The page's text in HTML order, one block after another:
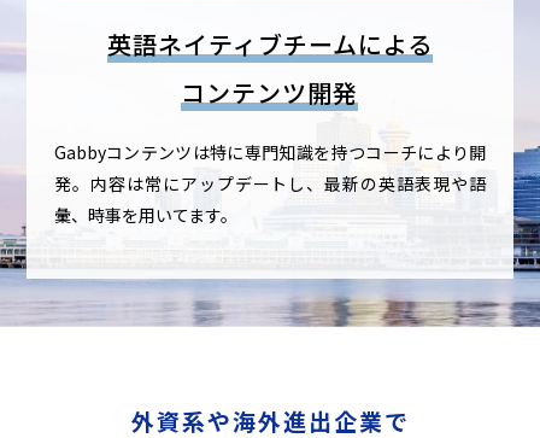
英語ネイティブチームによる
コンテンツ開発
Gabbyコンテンツは特に専門知識を持つコーチにより開
発。 内容は常にアップデートし、最新の英語表現や語
彙、時事を用いてます。
外資系や海外進出企業で